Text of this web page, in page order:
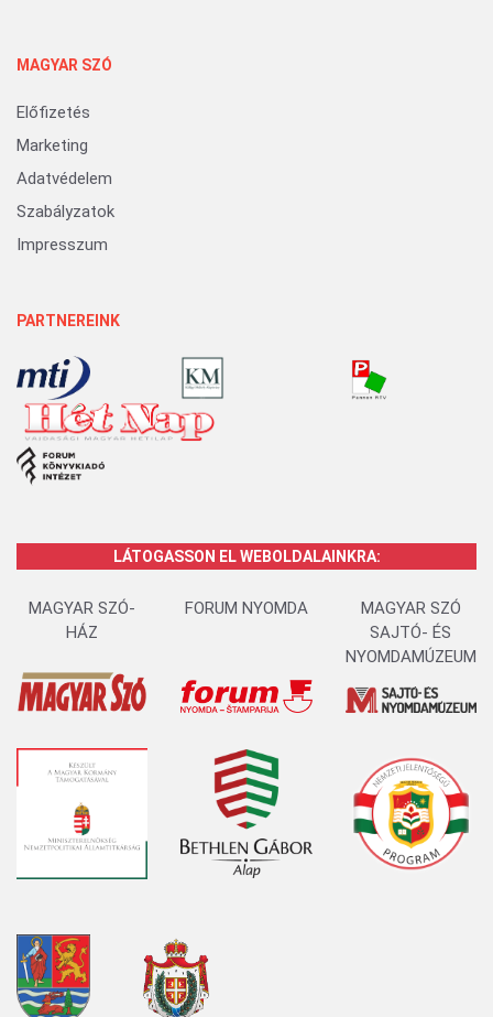
MAGYAR SZÓ
Előfizetés
Marketing
Adatvédelem
Szabályzatok
Impresszum
PARTNEREINK
LÁTOGASSON EL WEBOLDALAINKRA:
MAGYAR SZÓ-
HÁZ
FORUM NYOMDA
MAGYAR SZÓ
SAJTÓ- ÉS
NYOMDAMÚZEUM